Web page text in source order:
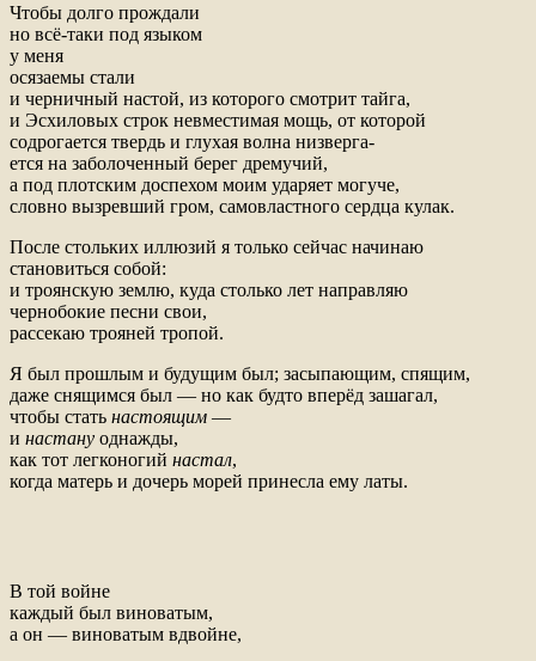
Чтобы долго прождали
но всё-таки под языком
у меня
осязаемы стали
и черничный настой, из которого смотрит тайга,
и Эсхиловых строк невместимая мощь, от которой
содрогается твердь и глухая волна низверга-
ется на заболоченный берег дремучий,
а под плотским доспехом моим ударяет могуче,
словно вызревший гром, самовластного сердца кулак.
После стольких иллюзий я только сейчас начинаю
становиться собой:
и троянскую землю, куда столько лет направляю
чернобокие песни свои,
рассекаю трояней тропой.
Я был прошлым и будущим был; засыпающим, спящим,
даже снящимся был — но как будто вперёд зашагал,
чтобы стать настоящим —
и настану однажды,
как тот легконогий настал,
когда матерь и дочерь морей принесла ему латы.
В той войне
каждый был виноватым,
а он — виноватым вдвойне,